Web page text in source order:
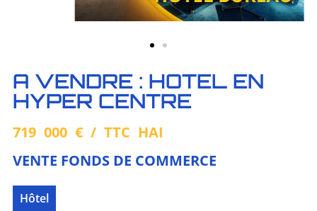
A VENDRE : HOTEL EN
HYPER CENTRE
719 000 € / TTC HAI
VENTE FONDS DE COMMERCE
Hôtel